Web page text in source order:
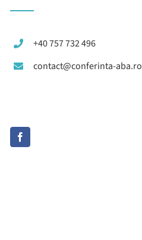
+40 757 732 496
contact@conferinta-aba.ro